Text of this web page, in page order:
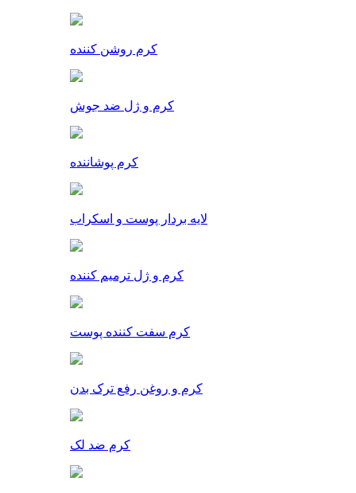
کرم روشن کننده
کرم و ژل ضد جوش
کرم پوشاننده
لایه بردار پوست و اسکراب
کرم و ژل ترمیم کننده
کرم سفت کننده پوست
کرم و روغن رفع ترک بدن
کرم ضد لک